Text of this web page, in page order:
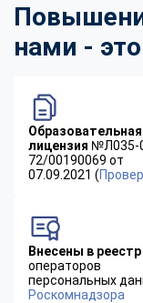
нами - это
Образовательная
лицензия №Л035-
72/00190069 от
07.09.2021 (
Внесены в реестр
операторов
персональных
Роскомнадзора